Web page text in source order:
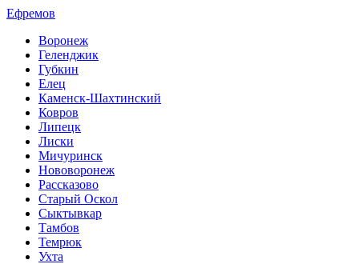
Ефремов
Воронеж
Геленджик
Губкин
Елец
Каменск-Шахтинский
Ковров
Липецк
Лиски
Мичуринск
Нововоронеж
Рассказово
Старый Оскол
Сыктывкар
Тамбов
Темрюк
Ухта